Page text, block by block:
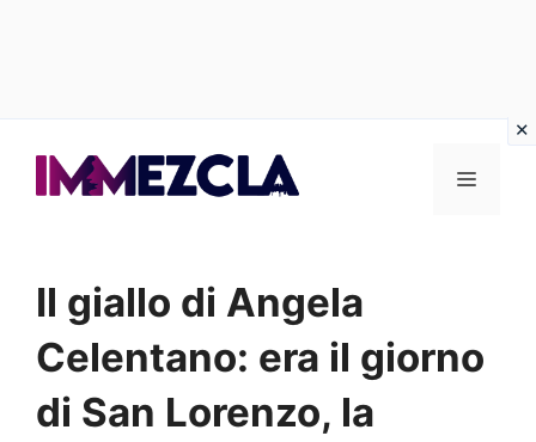
Menu
Il giallo di Angela
Celentano: era il giorno
di San Lorenzo, la